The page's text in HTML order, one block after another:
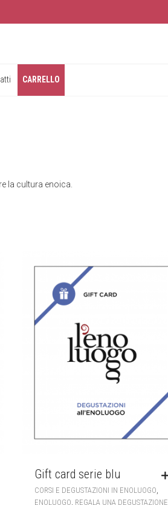
CARRELLO
la cultura enoica.
Gift card serie blu
CORSI E DEGUSTAZIONI IN ENOLUOGO
ENOLUOGO REGALA UNA DEGUSTAZIONE